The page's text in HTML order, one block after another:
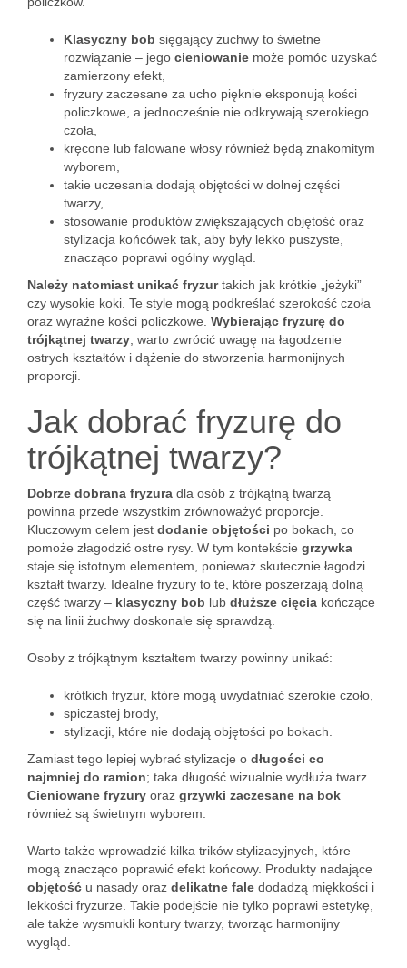
Klasyczny bob sięgający żuchwy to świetne
rozwiązanie – jego cieniowanie może pomóc uzyskać
zamierzony efekt,
fryzury zaczesane za ucho pięknie eksponują kości
policzkowe, a jednocześnie nie odkrywają szerokiego
czoła,
kręcone lub falowane włosy również będą znakomitym
wyborem,
takie uczesania dodają objętości w dolnej części
twarzy,
stosowanie produktów zwiększających objętość oraz
stylizacja końcówek tak, aby były lekko puszyste,
znacząco poprawi ogólny wygląd.
Należy natomiast unikać fryzurtakich jak krótkie „jeżyki”
czy wysokie koki. Te style mogą podkreślać szerokość czoła
oraz wyraźne kości policzkowe. Wybierając fryzurę do
trójkątnej twarzy , warto zwrócić uwagę na łagodzenie
ostrych kształtów i dążenie do stworzenia harmonijnych
proporcji.
Jak dobrać fryzurę do
trójkątnej twarzy?
Dobrze dobrana fryzura dla osób z trójkątną twarzą
powinna przede wszystkim zrównoważyć proporcje.
Kluczowym celem jest dodanie objętości po bokach, co
pomoże złagodzić ostre rysy. W tym kontekście grzywka
staje się istotnym elementem, ponieważ skutecznie łagodzi
kształt twarzy. Idealne fryzury to te, które poszerzają dolną
część twarzy – klasyczny bob lub dłuższe cięcia kończące
się na linii żuchwy doskonale się sprawdzą.
Osoby z trójkątnym kształtem twarzy powinny unikać:
krótkich fryzur, które mogą uwydatniać szerokie czoło,
spiczastej brody,
stylizacji, które nie dodają objętości po bokach.
Zamiast tego lepiej wybrać stylizacje o długości co
najmniej do ramion; taka długość wizualnie wydłuża twarz.
Cieniowane fryzury oraz grzywki zaczesane na bok
również są świetnym wyborem.
Warto także wprowadzić kilka trików stylizacyjnych, które
mogą znacząco poprawić efekt końcowy. Produkty nadające
objętość u nasady oraz delikatne fale dodadzą miękkości i
lekkości fryzurze. Takie podejście nie tylko poprawi estetykę,
ale także wysmukli kontury twarzy, tworząc harmonijny
wygląd.